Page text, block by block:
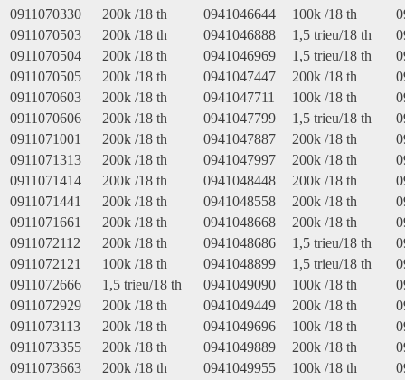
0911070330
200k /18 th 0941046644 100k /18 th
0911070503
200k /18 th 0941046888 1,5 trieu/18 th
0911070504
200k /18 th 0941046969 1,5 trieu/18 th
0911070505
200k /18 th 0941047447 200k /18 th
0911070603
200k /18 th 0941047711 100k /18 th
0911070606
200k /18 th 0941047799 1,5 trieu/18 th
0911071001
200k /18 th 0941047887 200k /18 th
0911071313
200k /18 th 0941047997 200k /18 th
0911071414
200k /18 th 0941048448 200k /18 th
0911071441
200k /18 th 0941048558 200k /18 th
0911071661
200k /18 th 0941048668 200k /18 th
0911072112
200k /18 th 0941048686 1,5 trieu/18 th
0911072121
100k /18 th 0941048899 1,5 trieu/18 th
0911072666
1,5 trieu/18 th 0941049090 100k /18 th
0911072929
200k /18 th 0941049449 200k /18 th
0911073113
200k /18 th 0941049696 100k /18 th
0911073355
200k /18 th 0941049889 200k /18 th
0911073663
200k /18 th 0941049955 100k /18 th